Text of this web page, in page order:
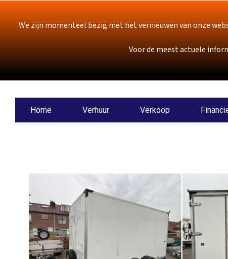
We zijn momenteel bezig met het vernieuwen van onze
Voor de meest actuele
Home Verhuur Verkoop